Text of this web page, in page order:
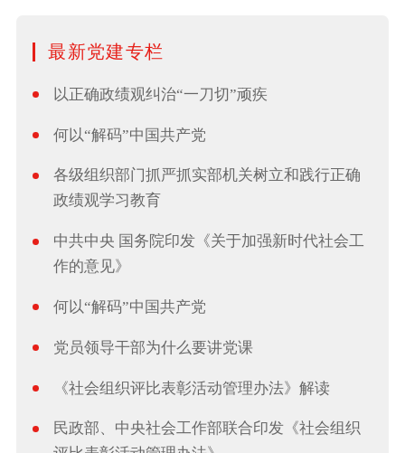
最新党建专栏
以正确政绩观纠治“一刀切”顽疾
何以“解码”中国共产党
各级组织部门抓严抓实部机关树立和践行正确
政绩观学习教育
中共中央 国务院印发《关于加强新时代社会工
作的意见》
何以“解码”中国共产党
党员领导干部为什么要讲党课
《社会组织评比表彰活动管理办法》解读
民政部、中央社会工作部联合印发《社会组织